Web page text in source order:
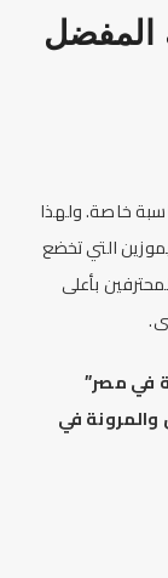
خاصة. ولهذا
التي تخضع
بأعلى
في مصر”
والمرونة في